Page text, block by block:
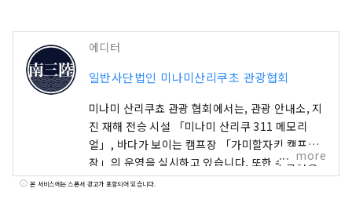
에디터
일반사단법인 미나미산리쿠초 관광협회
미나미 산리쿠쵸 관광 협회에서는, 관광 안내소, 지
진 재해 전승 시설 「미나미 산리쿠 311 메모리
얼」, 바다가 보이는 캠프장 「가미할자키 캠프
장」의 운영을 실시하고 있습니다. 또한 수학여행
이나 기업연수 등 교육여행의 수용 코디도 실시하
more
본 서비스에는 스폰서 광고가 포함되어 있습니다.